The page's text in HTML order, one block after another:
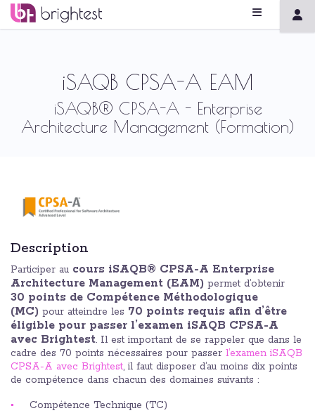
iSAQB CPSA-A EAM
iSAQB® CPSA-A - Enterprise
Architecture Management (Formation)
Description
Participer au cours iSAQB® CPSA-A Enterprise
Architecture Management (EAM) permet d’obtenir
30 points de Compétence Méthodologique
(MC) pour atteindre les 70 points requis afin d’être
éligible pour passer l’examen iSAQB CPSA-A
avec Brightest. Il est important de se rappeler que dans le
cadre des 70 points nécessaires pour passer l’examen iSAQB
CPSA-A avec Brightest, il faut disposer d’au moins dix points
de compétence dans chacun des domaines suivants :
Compétence Technique (TC)